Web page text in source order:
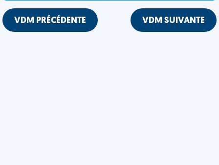
VDM PRÉCÉDENTE VDM SUIVANTE